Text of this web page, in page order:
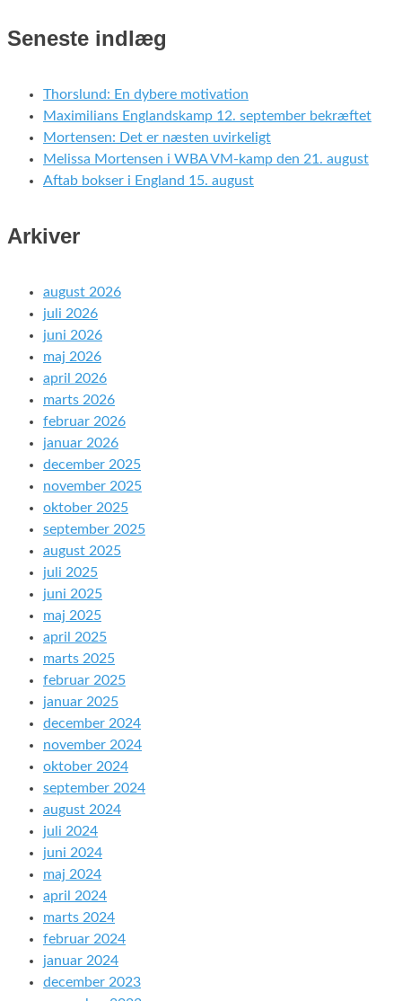
Seneste indlæg
Thorslund: En dybere motivation
Maximilians Englandskamp 12. september bekræftet
Mortensen: Det er næsten uvirkeligt
Melissa Mortensen i WBA VM-kamp den 21. august
Aftab bokser i England 15. august
Arkiver
august 2026
juli 2026
juni 2026
maj 2026
april 2026
marts 2026
februar 2026
januar 2026
december 2025
november 2025
oktober 2025
september 2025
august 2025
juli 2025
juni 2025
maj 2025
april 2025
marts 2025
februar 2025
januar 2025
december 2024
november 2024
oktober 2024
september 2024
august 2024
juli 2024
juni 2024
maj 2024
april 2024
marts 2024
februar 2024
januar 2024
december 2023